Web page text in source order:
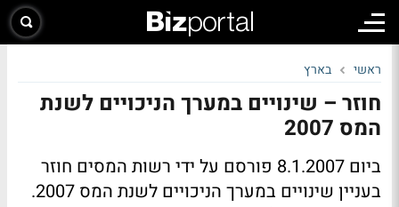
ראשי בארץ
חוזר – שינויים במערך הניכויים לשנת
המס 2007
ביום 8.1.2007 פורסם על ידי רשות המסים חוזר
בעניין שינויים במערך הניכויים לשנת המס 2007.